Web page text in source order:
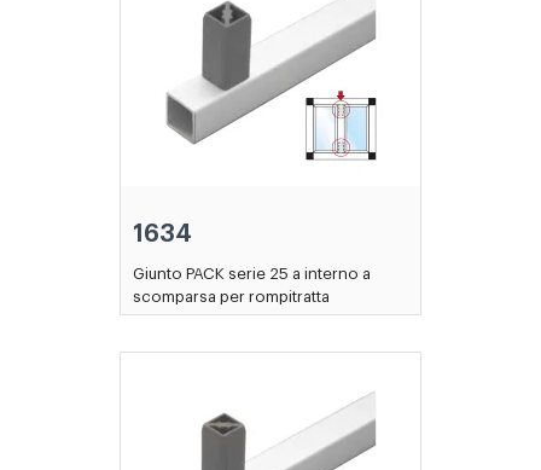
1634
Giunto PACK serie 25 a interno a
scomparsa per rompitratta